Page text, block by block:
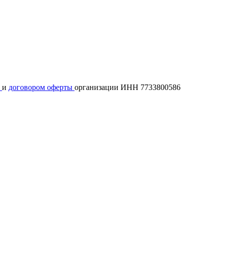
и договором оферты организации ИНН 7733800586